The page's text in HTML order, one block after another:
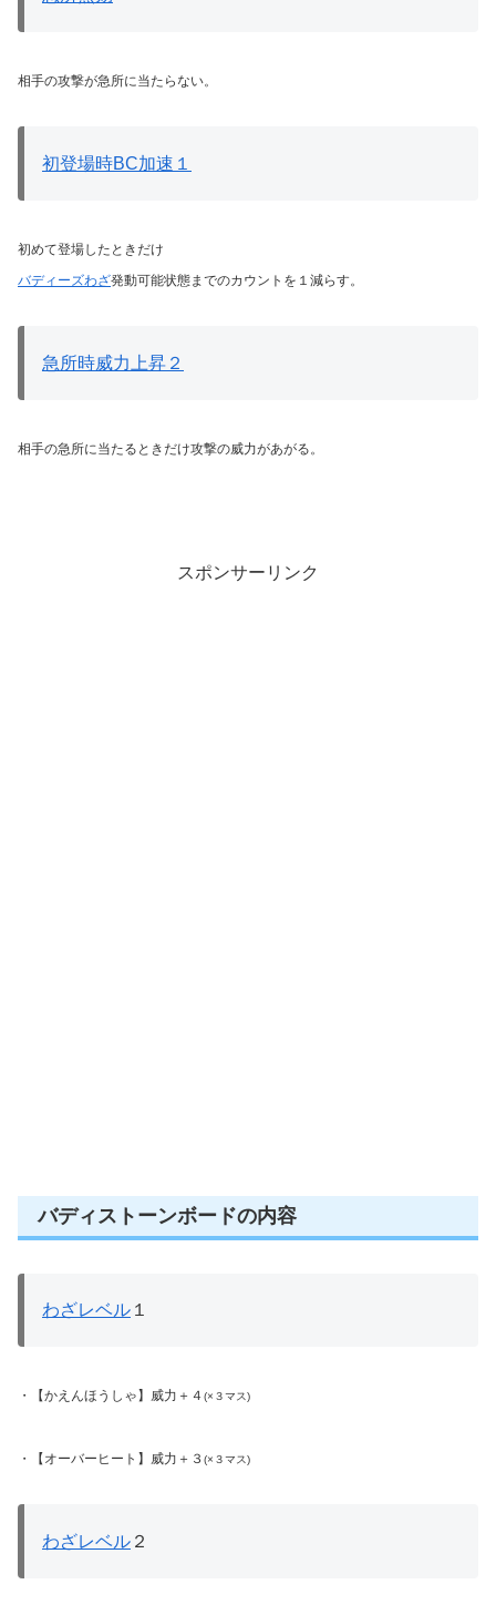
相手の攻撃が急所に当たらない。
初登場時BC加速１
初めて登場したときだけ
バディーズわざ発動可能状態までのカウントを１減らす。
急所時威力上昇２
相手の急所に当たるときだけ攻撃の威力があがる。
スポンサーリンク
バディストーンボードの内容
わざレベル １
・【かえんほうしゃ】威力＋４(×３マス)
・【オーバーヒート】威力＋３ (×３マス)
わざレベル ２